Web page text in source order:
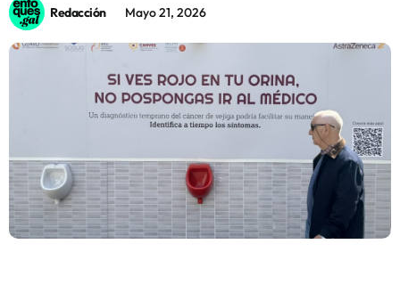
InnovaRedacción Mayo 21, 2026